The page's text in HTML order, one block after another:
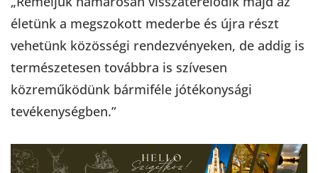
életünk a megszokott mederbe és újra részt
vehetünk közösségi rendezvényeken, de addig is
természetesen továbbra is szívesen
közreműködünk bármiféle jótékonysági
tevékenységben.”